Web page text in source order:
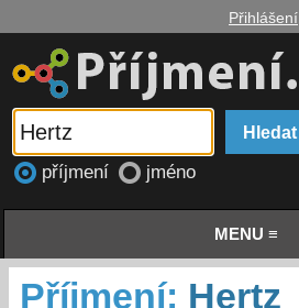
Přihlášení
příjmení jméno
MENU ≡
Příjmení: Hertz